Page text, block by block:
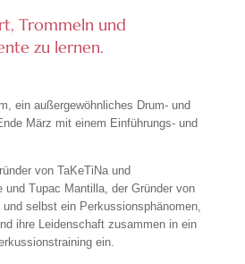
Trommeln und
zu lernen.
ein außergewöhnliches Drum- und
März mit einem Einführungs- und
von TaKeTiNa und
und Tupac Mantilla, der Gründer von
selbst ein Perkussionsphänomen,
ihre Leidenschaft zusammen in ein
ein.